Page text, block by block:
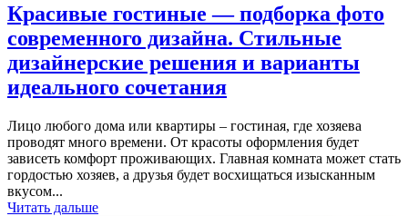
Красивые гостиные — подборка фото
современного дизайна. Стильные
дизайнерские решения и варианты
идеального сочетания
Лицо любого дома или квартиры – гостиная, где хозяева
проводят много времени. От красоты оформления будет
зависеть комфорт проживающих. Главная комната может стать
гордостью хозяев, а друзья будет восхищаться изысканным
вкусом...
Читать дальше